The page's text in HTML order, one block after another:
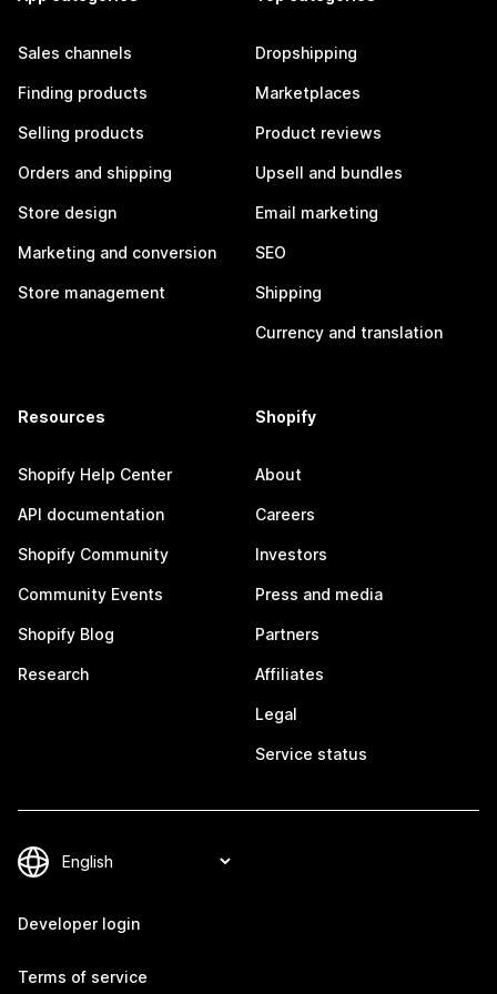
Sales channels
Finding products
Selling products
Orders and shipping
Store design
Marketing and conversion
Store management
Dropshipping
Marketplaces
Product reviews
Upsell and bundles
Email marketing
SEO
Shipping
Currency and translation
Resources
Shopify Help Center
API documentation
Shopify Community
Community Events
Shopify Blog
Research
Shopify
About
Careers
Investors
Press and media
Partners
Affiliates
Legal
Service status
Developer login
Terms of service